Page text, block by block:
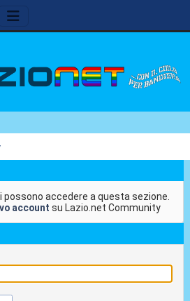
accedere a questa sezione.
account su Lazio.net Community